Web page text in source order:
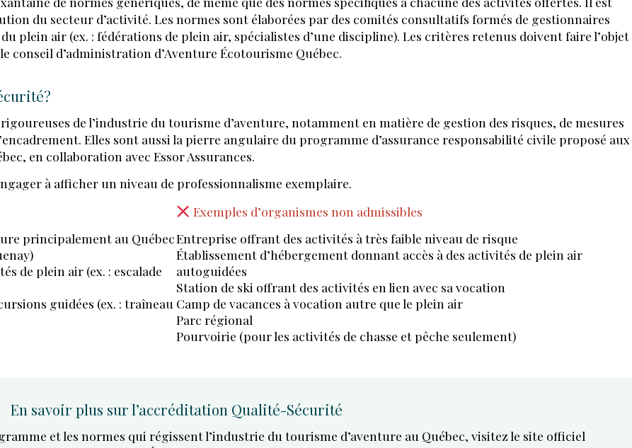
SE
TOUSKIBOUGE
LE
du secteur d’activité. Les normes sont élaborées par des comités consultatifs formés de gestionnaires
plein air (ex. : fédérations de plein air, spécialistes d’une discipline). Les critères retenus doivent faire l’objet
conseil d’administration d’Aventure Écotourisme Québec.
de l’industrie du tourisme d’aventure, notamment en matière de gestion des risques, de mesures
Elles sont aussi la pierre angulaire du programme d’assurance responsabilité civile proposé aux
en collaboration avec Essor Assurances.
à afficher un niveau de professionnalisme exemplaire.
principalement au Québec
de plein air (ex. : escalade
guidées (ex. : traîneau
Exemples d’organismes non admissibles
Entreprise offrant des activités à très faible niveau de risque
Établissement d’hébergement donnant accès à des activités de plein air
autoguidées
Station de ski offrant des activités en lien avec sa vocation
Camp de vacances à vocation autre que le plein air
Parc régional
Pourvoirie (pour les activités de chasse et pêche seulement)
En savoir plus sur l’accréditation Qualité-Sécurité
et les normes qui régissent l’industrie du tourisme d’aventure au Québec, visitez le site officiel